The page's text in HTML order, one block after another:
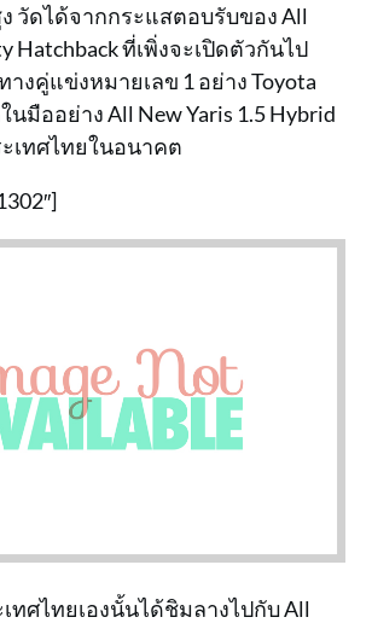
วัดได้จากกระแสตอบรับของ All
Hatchback ที่เพิ่งจะเปิดตัวกันไป
งคู่แข่งหมายเลข 1 อย่าง Toyota
มืออย่าง All New Yaris 1.5 Hybrid
เทศไทยในอนาคต
เทศไทยเองนั้นได้ชิมลางไปกับ All